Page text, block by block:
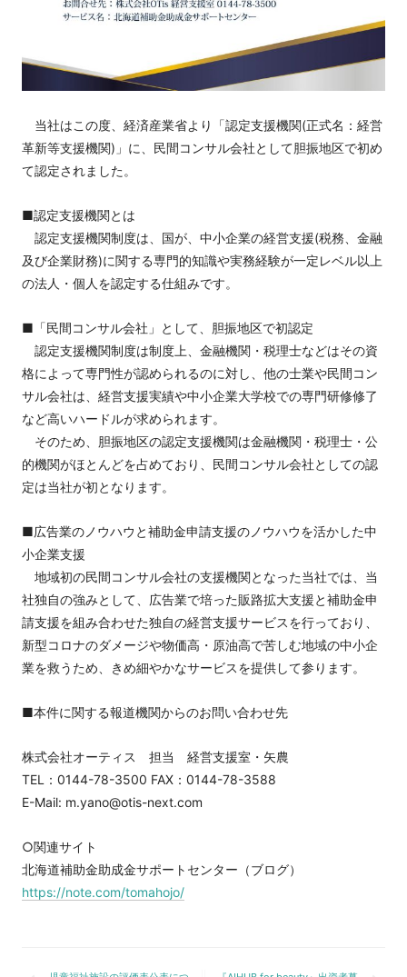
当社はこの度、経済産業省より「認定支援機関(正式名：経営
革新等支援機関)」に、民間コンサル会社として胆振地区で初め
て認定されました。
■認定支援機関とは
認定支援機関制度は、国が、中小企業の経営支援(税務、金融
及び企業財務)に関する専門的知識や実務経験が一定レベル以上
の法人・個人を認定する仕組みです。
■「民間コンサル会社」として、胆振地区で初認定
認定支援機関制度は制度上、金融機関・税理士などはその資
格によって専門性が認められるのに対し、他の士業や民間コン
サル会社は、経営支援実績や中小企業大学校での専門研修修了
など高いハードルが求められます。
そのため、胆振地区の認定支援機関は金融機関・税理士・公
的機関がほとんどを占めており、民間コンサル会社としての認
定は当社が初となります。
■広告業のノウハウと補助金申請支援のノウハウを活かした中
小企業支援
地域初の民間コンサル会社の支援機関となった当社では、当
社独自の強みとして、広告業で培った販路拡大支援と補助金申
請支援を組み合わせた独自の経営支援サービスを行っており、
新型コロナのダメージや物価高・原油高で苦しむ地域の中小企
業を救うため、きめ細やかなサービスを提供して参ります。
■本件に関する報道機関からのお問い合わせ先
株式会社オーティス 担当 経営支援室・矢農
TEL：0144-78-3500 FAX：0144-78-3588
E-Mail: m.yano@otis-next.com
○関連サイト
北海道補助金助成金サポートセンター（ブログ）
https://note.com/tomahojo/